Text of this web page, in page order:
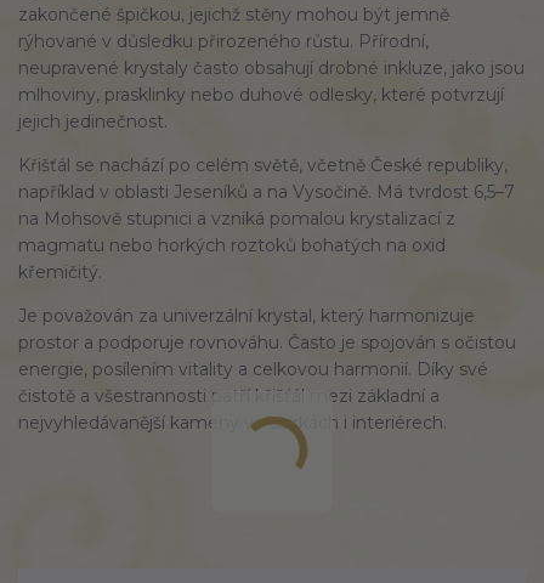
zakončené špičkou, jejichž stěny mohou být jemně
rýhované v důsledku přirozeného růstu. Přírodní,
neupravené krystaly často obsahují drobné inkluze, jako jsou
mlhoviny, prasklinky nebo duhové odlesky, které potvrzují
jejich jedinečnost.
Křišťál se nachází po celém světě, včetně České republiky,
například v oblasti Jeseníků a na Vysočině. Má tvrdost 6,5–7
na Mohsově stupnici a vzniká pomalou krystalizací z
magmatu nebo horkých roztoků bohatých na oxid
křemičitý.
Je považován za univerzální krystal, který harmonizuje
prostor a podporuje rovnováhu. Často je spojován s očistou
energie, posílením vitality a celkovou harmonií. Díky své
čistotě a všestrannosti patří křišťál mezi základní a
nejvyhledávanější kameny ve sbírkách i interiérech.